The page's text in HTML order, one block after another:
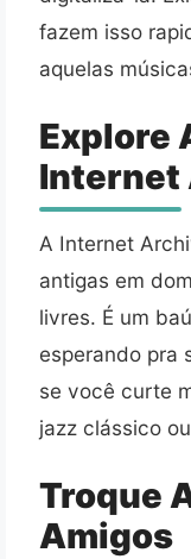
fazem isso
aquelas
Explore
Internet
A Internet
antigas em
livres. É um
esperando pra
se você curte
jazz clássico
Troque
Amigos